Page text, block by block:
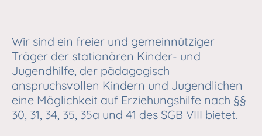
Wir sind ein freier und gemeinnütziger
Träger der stationären Kinder- und
Jugendhilfe, der pädagogisch
anspruchsvollen Kindern und Jugendlichen
eine Möglichkeit auf Erziehungshilfe nach §§
30, 31, 34, 35, 35a und 41 des SGB VIII bietet.